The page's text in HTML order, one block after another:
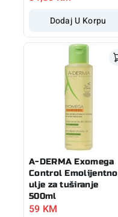
Dodaj U Korpu
A-DERMA Exomega
Control Emolijentno
ulje za tuširanje
500ml
59 KM